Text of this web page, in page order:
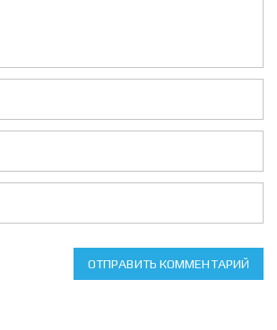
ОТПРАВИТЬ КОММЕНТАРИЙ